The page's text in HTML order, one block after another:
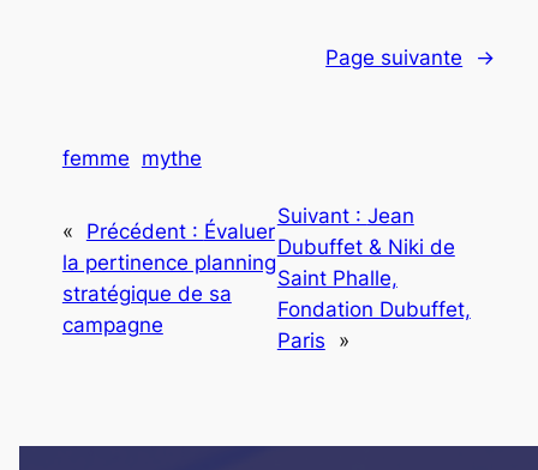
Page suivante →
femme mythe
« Précédent : Évaluer
la pertinence planning
stratégique de sa
campagne
Suivant : Jean
Dubuffet & Niki de
Saint Phalle,
Fondation Dubuffet,
Paris
»